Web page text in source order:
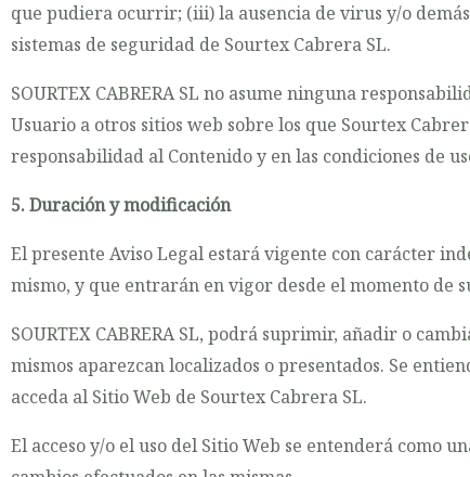
que pudiera ocurrir; (iii) la ausencia de virus y/o
sistemas de seguridad de Sourtex Cabrera SL.
SOURTEX CABRERA SL no asume ninguna
Usuario a otros sitios web sobre los que Sourtex
responsabilidad al Contenido y en las condiciones de
5. Duración y modificación
El presente Aviso Legal estará vigente con carácter
mismo, y que entrarán en vigor desde el momento de
SOURTEX CABRERA SL, podrá suprimir, añadir o
mismos aparezcan localizados o presentados. Se
acceda al Sitio Web de Sourtex Cabrera SL.
El acceso y/o el uso del Sitio Web se entenderá como